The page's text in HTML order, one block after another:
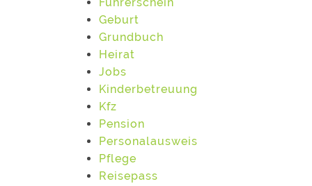
Geburt
Grundbuch
Heirat
Jobs
Kinderbetreuung
Kfz
Pension
Personalausweis
Pflege
Reisepass